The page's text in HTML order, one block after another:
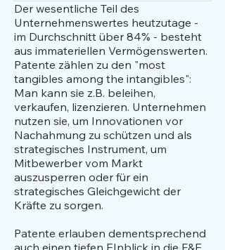
Der wesentliche Teil des
Unternehmenswertes heutzutage -
im Durchschnitt über 84% - besteht
aus immateriellen Vermögenswerten.
Patente zählen zu den "most
tangibles among the intangibles":
Man kann sie z.B. beleihen,
verkaufen, lizenzieren. Unternehmen
nutzen sie, um Innovationen vor
Nachahmung zu schützen und als
strategisches Instrument, um
Mitbewerber vom Markt
auszusperren oder für ein
strategisches Gleichgewicht der
Kräfte zu sorgen.
Patente erlauben dementsprechend
auch einen tiefen EInblick in die F&E